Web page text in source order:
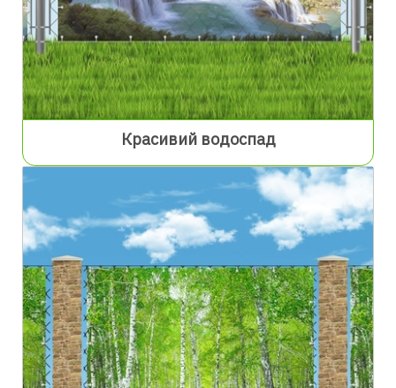
Красивий водоспад